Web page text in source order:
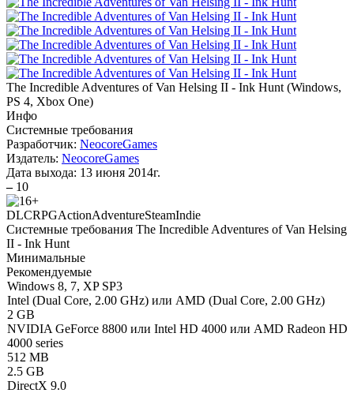
The Incredible Adventures of Van Helsing II - Ink Hunt (Windows,
PS 4, Xbox One)
Инфо
Системные требования
Разработчик: NeocoreGames
Издатель: NeocoreGames
Дата выхода: 13 июня 2014г.
– 10
DLCRPGActionAdventureSteamIndie
Системные требования The Incredible Adventures of Van Helsing
II - Ink Hunt
Минимальные
Рекомендуемые
Windows 8, 7, XP SP3
Intel (Dual Core, 2.00 GHz) или AMD (Dual Core, 2.00 GHz)
2 GB
NVIDIA GeForce 8800 или Intel HD 4000 или AMD Radeon HD
4000 series
512 MB
2.5 GB
DirectX 9.0